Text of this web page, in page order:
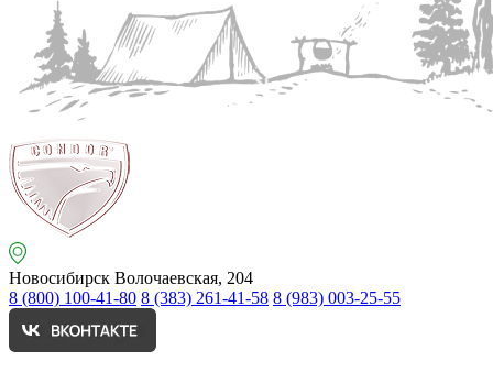
Новосибирск Волочаевская, 204
8 (800) 100-41-80 8 (383) 261-41-58 8 (983) 003-25-55